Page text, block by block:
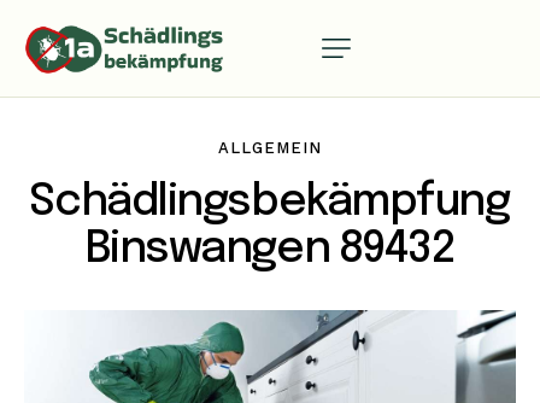
ALLGEMEIN
Schädlingsbekämpfung
Binswangen 89432